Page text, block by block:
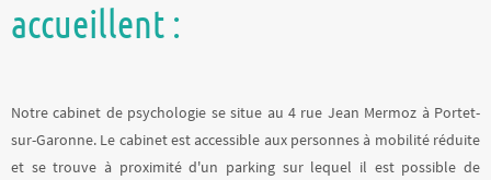
accueillent :
Notre cabinet de psychologie se situe au 4 rue Jean Mermoz à Portet-
sur-Garonne. Le cabinet est accessible aux personnes à mobilité réduite
et se trouve à proximité d'un parking sur lequel il est possible de